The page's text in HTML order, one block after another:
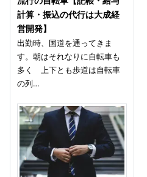
計算・振込の代行は大成経
営開発】
出勤時、国道を通ってきま
す。朝はそれなりに自転車も
多く 上下とも歩道は自転車
の列…